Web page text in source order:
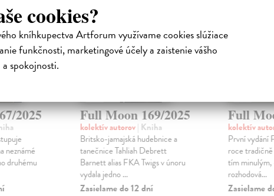
cookies?
kníhkupectva Artforum využívame cookies slúžiace
funkčnosti, marketingové účely a zaistenie vášho
spokojnosti.
2025
neznámé
druhému
Full Moon 169/2025
kolektív autorov | Kniha
Britsko-jamajská hudebnice a
tanečnice Tahliah Debrett
Barnett alias FKA Twigs v únoru
vydala jedno ...
Zasielame do 12 dní
Full
kolektív
První vydání
roce
tím minulým,
rozhodová...
Zasielame